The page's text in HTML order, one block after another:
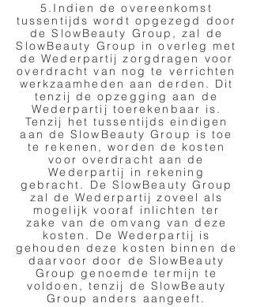
5.Indien de overeenkomst
tussentijds wordt opgezegd door
de SlowBeauty Group, zal de
SlowBeauty Group in overleg met
de Wederpartij zorgdragen voor
overdracht van nog te verrichten
werkzaamheden aan derden. Dit
tenzij de opzegging aan de
Wederpartij toerekenbaar is.
Tenzij het tussentijds eindigen
aan de SlowBeauty Group is toe
te rekenen, worden de kosten
voor overdracht aan de
Wederpartij in rekening
gebracht. De SlowBeauty Group
zal de Wederpartij zoveel als
mogelijk vooraf inlichten ter
zake van de omvang van deze
kosten. De Wederpartij is
gehouden deze kosten binnen de
daarvoor door de SlowBeauty
Group genoemde termijn te
voldoen, tenzij de SlowBeauty
Group anders aangeeft.